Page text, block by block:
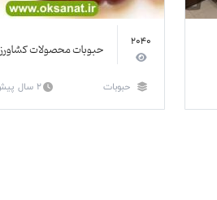
2040 حبوبات محصولات
حبوبات 2 سال پیش